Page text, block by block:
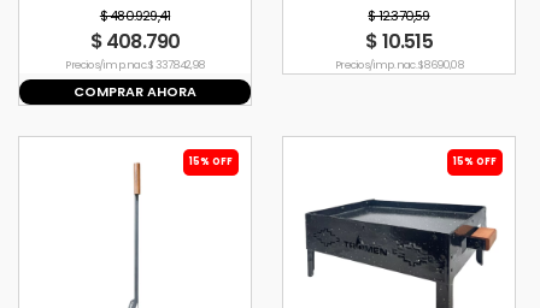
$ 480.929,41
$ 408.790
Precio s/imp. nac. $ 337.842,98
COMPRAR AHORA
$ 12.370,59
$ 10.515
Precio s/imp. nac. $ 8690,08
15% OFF 15% OFF